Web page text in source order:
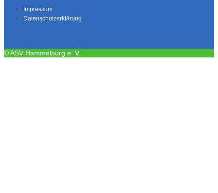
Impressum
Datenschutzerklärung
© ASV Hammelburg e. V.